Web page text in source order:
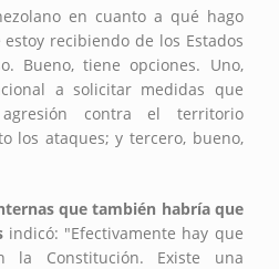
en cuanto a qué hago
recibiendo de los Estados
Bueno, tiene opciones. Uno,
a solicitar medidas que
contra el territorio
los ataques; y tercero, bueno,
que también habría que
indicó: "Efectivamente hay que
Constitución. Existe una